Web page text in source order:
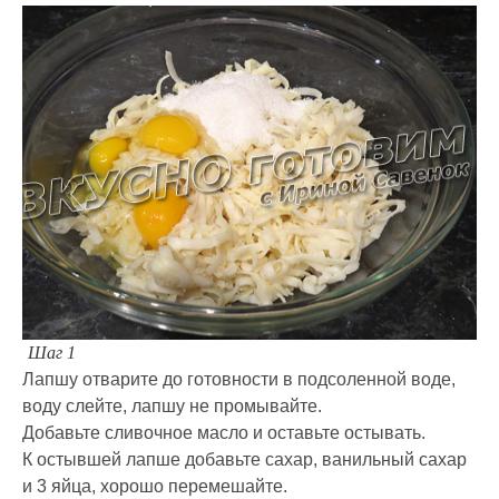
Шаг 1
Лапшу отварите до готовности в подсоленной воде,
воду слейте, лапшу не промывайте.
Добавьте сливочное масло и оставьте остывать.
К остывшей лапше добавьте сахар, ванильный сахар
и 3 яйца, хорошо перемешайте.